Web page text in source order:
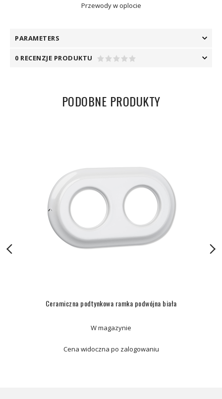
Przewody w oplocie
PARAMETERS
0 RECENZJE PRODUKTU
PODOBNE PRODUKTY
Ceramiczna podtynkowa ramka podwójna biała
W magazynie
Cena widoczna po zalogowaniu